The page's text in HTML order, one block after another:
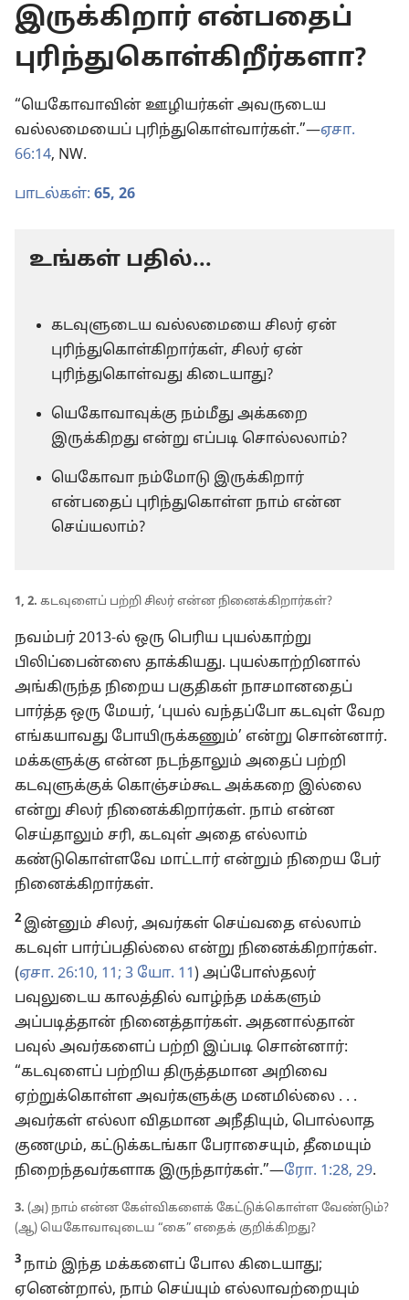
இருக்கிறார் என்பதைப்
புரிந்துகொள்கிறீர்களா?
“யெகோவாவின் ஊழியர்கள் அவருடைய
வல்லமையைப் புரிந்துகொள்வார்கள்.”—ஏசா.
66:14, NW.
பாடல்கள்: 65, 26
உங்கள் பதில்...
கடவுளுடைய வல்லமையை சிலர் ஏன்
புரிந்துகொள்கிறார்கள், சிலர் ஏன்
புரிந்துகொள்வது கிடையாது?
யெகோவாவுக்கு நம்மீது அக்கறை
இருக்கிறது என்று எப்படி சொல்லலாம்?
யெகோவா நம்மோடு இருக்கிறார்
என்பதைப் புரிந்துகொள்ள நாம் என்ன
செய்யலாம்?
1, 2. கடவுளைப் பற்றி சிலர் என்ன நினைக்கிறார்கள்?
நவம்பர் 2013-ல் ஒரு பெரிய புயல்காற்று
பிலிப்பைன்ஸை தாக்கியது. புயல்காற்றினால்
அங்கிருந்த நிறைய பகுதிகள் நாசமானதைப்
பார்த்த ஒரு மேயர், ‘புயல் வந்தப்போ கடவுள் வேற
எங்கயாவது போயிருக்கணும்’ என்று சொன்னார்.
மக்களுக்கு என்ன நடந்தாலும் அதைப் பற்றி
கடவுளுக்குக் கொஞ்சம்கூட அக்கறை இல்லை
என்று சிலர் நினைக்கிறார்கள். நாம் என்ன
செய்தாலும் சரி, கடவுள் அதை எல்லாம்
கண்டுகொள்ளவே மாட்டார் என்றும் நிறைய பேர்
நினைக்கிறார்கள்.
2 இன்னும் சிலர், அவர்கள் செய்வதை எல்லாம்
கடவுள் பார்ப்பதில்லை என்று நினைக்கிறார்கள்.
(ஏசா. 26:10, 11; 3 யோ. 11 ) அப்போஸ்தலர்
பவுலுடைய காலத்தில் வாழ்ந்த மக்களும்
அப்படித்தான் நினைத்தார்கள். அதனால்தான்
பவுல் அவர்களைப் பற்றி இப்படி சொன்னார்:
“கடவுளைப் பற்றிய திருத்தமான அறிவை
ஏற்றுக்கொள்ள அவர்களுக்கு மனமில்லை . . .
அவர்கள் எல்லா விதமான அநீதியும், பொல்லாத
குணமும், கட்டுக்கடங்கா பேராசையும், தீமையும்
நிறைந்தவர்களாக இருந்தார்கள்.”—ரோ. 1:28, 29.
3. (அ) நாம் என்ன கேள்விகளைக் கேட்டுக்கொள்ள வேண்டும்?
(ஆ) யெகோவாவுடைய “கை” எதைக் குறிக்கிறது?
3 நாம் இந்த மக்களைப் போல கிடையாது;
ஏனென்றால், நாம் செய்யும் எல்லாவற்றையும்